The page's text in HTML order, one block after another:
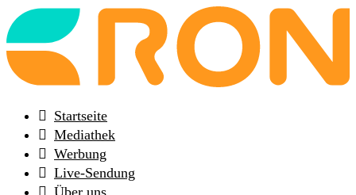
Back
to
frontpage
Startseite
Mediathek
Werbung
Live-Sendung